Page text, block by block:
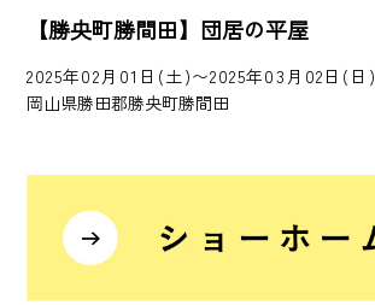
【勝央町勝間田】団居の平屋
2025年02月01日(土)〜2025年03月02日(日)
岡山県勝田郡勝央町勝間田